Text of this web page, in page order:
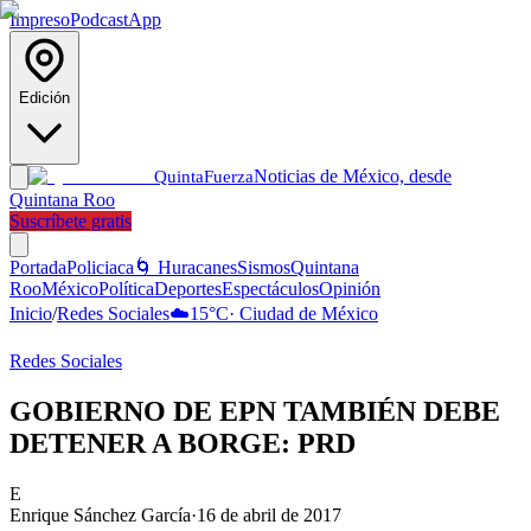
ImpresoPodcastApp
Edición
QuintaFuerzaNoticias de México, desde
Quintana Roo
Suscríbete gratis
PortadaPoliciaca 🌀 HuracanesSismosQuintana
RooMéxicoPolíticaDeportesEspectáculosOpinión
Inicio/Redes Sociales☁️15°C· Ciudad de México
Redes Sociales
GOBIERNO DE EPN TAMBIÉN DEBE
DETENER A BORGE: PRD
E
Enrique Sánchez García·16 de abril de 2017